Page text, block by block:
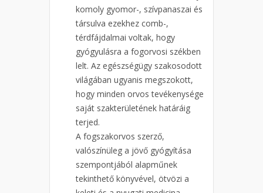
komoly gyomor-, szívpanaszai és
társulva ezekhez comb-,
térdfájdalmai voltak, hogy
gyógyulásra a fogorvosi székben
lelt. Az egészségügy szakosodott
világában ugyanis megszokott,
hogy minden orvos tevékenysége
saját szakterületének határáig
terjed.
A fogszakorvos szerző,
valószínüleg a jövő gyógyítása
szempontjából alapműnek
tekinthető könyvével, ötvözi a